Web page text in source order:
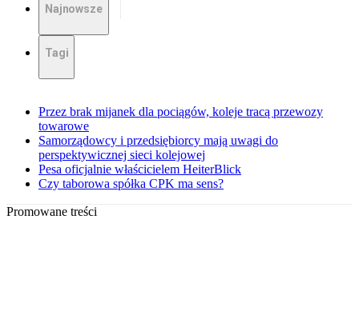
Najnowsze
Tagi
Przez brak mijanek dla pociągów, koleje tracą przewozy
towarowe
Samorządowcy i przedsiębiorcy mają uwagi do
perspektywicznej sieci kolejowej
Pesa oficjalnie właścicielem HeiterBlick
Czy taborowa spółka CPK ma sens?
Promowane treści